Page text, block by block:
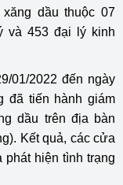
dầu thuộc 07
và 453 đại lý kinh
01/2022 đến ngày
đã tiến hành giám
dầu trên địa bàn
Kết quả, các cửa
hiện tình trạng